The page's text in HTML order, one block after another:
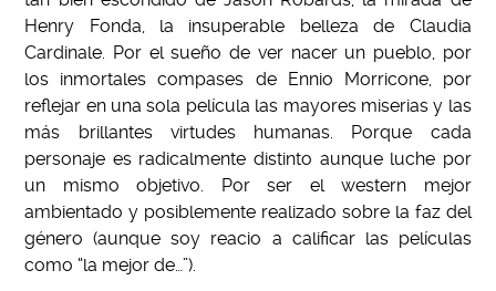
Henry Fonda, la insuperable belleza de Claudia
Cardinale. Por el sueño de ver nacer un pueblo, por
los inmortales compases de Ennio Morricone, por
reflejar en una sola película las mayores miserias y las
más brillantes virtudes humanas. Porque cada
personaje es radicalmente distinto aunque luche por
un mismo objetivo. Por ser el western mejor
ambientado y posiblemente realizado sobre la faz del
género (aunque soy reacio a calificar las películas
como “la mejor de…”).